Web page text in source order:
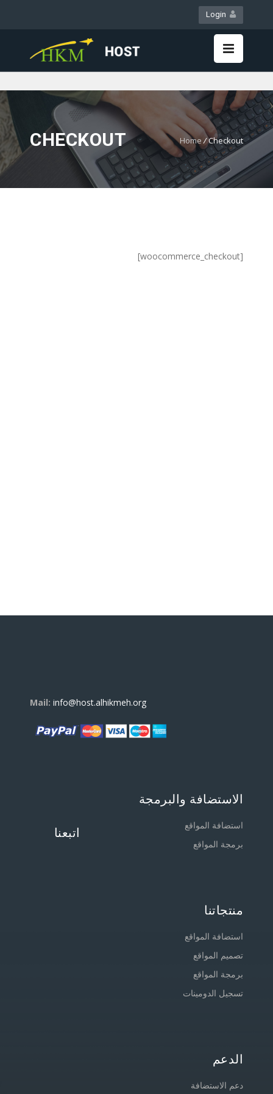
LiveChat
CHECKOUT Home /Checkout
[woocommerce_checkout]
Mail: info@host.alhikmeh.org
الاستضافة والبرمجة
استضافة المواقع
برمجة المواقع
اتبعنا
منتجاتنا
استضافة المواقع
تصميم المواقع
برمجة المواقع
تسجيل الدومينات
الدعم
دعم الاستضافة